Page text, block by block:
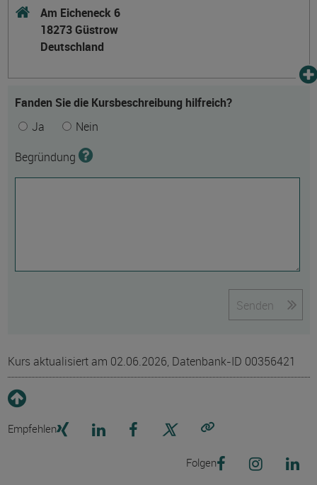
Am Eicheneck 6
18273 Güstrow
Deutschland
Fanden Sie die Kursbeschreibung hilfreich?
Ja
Nein
Begründung
Senden
Kurs aktualisiert am 02.06.2026, Datenbank-ID 00356421
Empfehlen
Folgen